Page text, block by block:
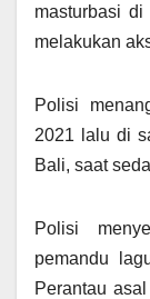
masturbasi
melakukan
Polisi
2021 lalu di
Bali, saat
Polisi
pemandu
Perantau